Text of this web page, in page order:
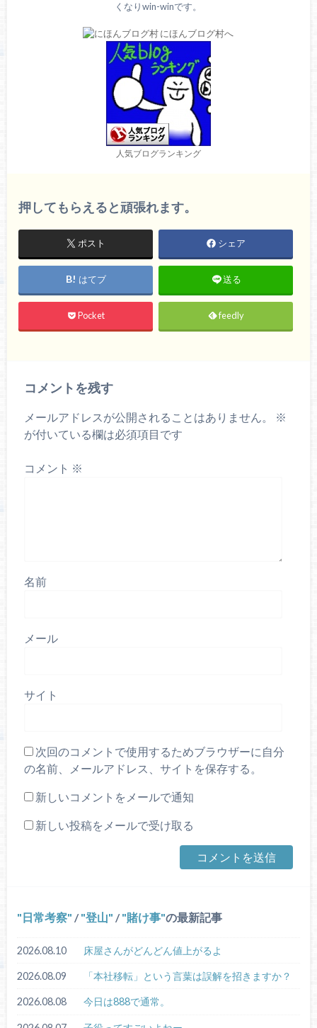
くなりwin-winです。
人気ブログランキング
押してもらえると頑張れます。
ポスト シェア
はてブ 送る
Pocket feedly
コメントを残す
メールアドレスが公開されることはありません。
※
が付いている欄は必須項目です
コメント ※
名前
メール
サイト
次回のコメントで使用するためブラウザーに自分
の名前、メールアドレス、サイトを保存する。
新しいコメントをメールで通知
新しい投稿をメールで受け取る
日常考察 / 登山 / 賭け事 の最新記事
2026.08.10 床屋さんがどんどん値上がるよ
2026.08.09 「本社移転」という言葉は誤解を招きますか？
2026.08.08 今日は888で通常。